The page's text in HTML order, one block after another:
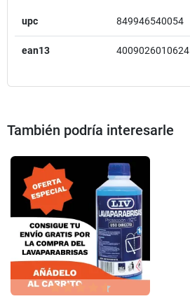
upc 849946540054
ean13 4009026010624
También podría interesarle